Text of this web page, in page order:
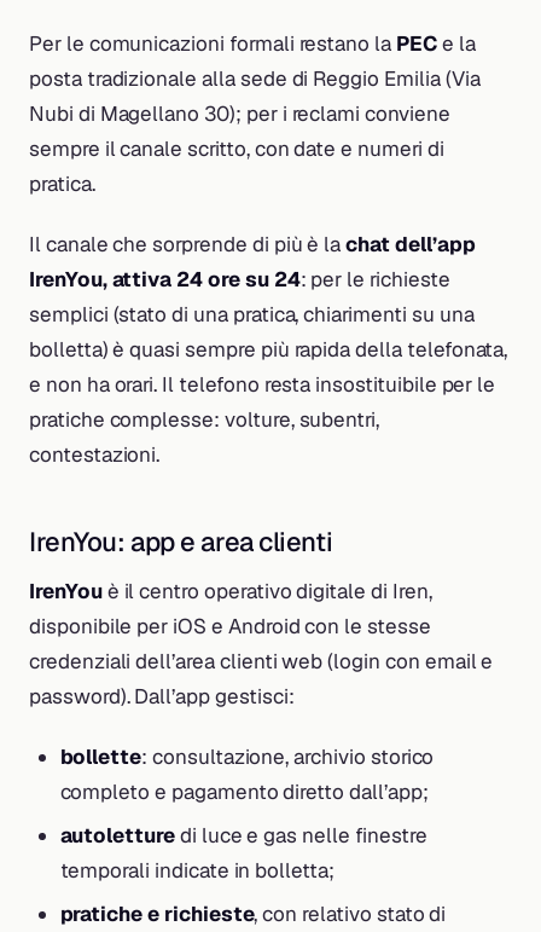
Per le comunicazioni formali restano la PECe la
posta tradizionale alla sede di Reggio Emilia (Via
Nubi di Magellano 30); per i reclami conviene
sempre il canale scritto, con date e numeri di
pratica.
Il canale che sorprende di più è lachat dell’app
IrenYou, attiva 24 ore su 24: per le richieste
semplici (stato di una pratica, chiarimenti su una
bolletta) è quasi sempre più rapida della telefonata,
e non ha orari. Il telefono resta insostituibile per le
pratiche complesse: volture, subentri,
contestazioni.
IrenYou: app e area clienti
IrenYouè il centro operativo digitale di Iren,
disponibile per iOS e Android con le stesse
credenziali dell’area clienti web (login con email e
password). Dall’app gestisci:
bollette: consultazione, archivio storico
completo e pagamento diretto dall’app;
autoletturedi luce e gas nelle finestre
temporali indicate in bolletta;
pratiche e richieste, con relativo stato di